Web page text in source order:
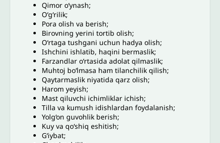
Qimor o‘ynash;
O‘g‘rilik;
Pora olish va berish;
Birovning yerini tortib olish;
O‘rtaga tushgani uchun hadya olish;
Ishchini ishlatib, haqini bermaslik;
Farzandlar o‘rtasida adolat qilmaslik;
Muhtoj bo‘lmasa ham tilanchilik qilish;
Qaytarmaslik niyatida qarz olish;
Harom yeyish;
Mast qiluvchi ichimliklar ichish;
Tilla va kumush idishlardan foydalanish;
Yolg‘on guvohlik berish;
Kuy va qo‘shiq eshitish;
Gʻiybat;